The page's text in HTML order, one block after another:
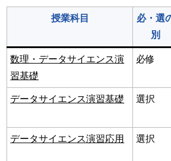
授業科目
必・選
別
数理・データサイエンス演
習基礎
必修
データサイエンス演習基礎 選択
データサイエンス演習応用 選択